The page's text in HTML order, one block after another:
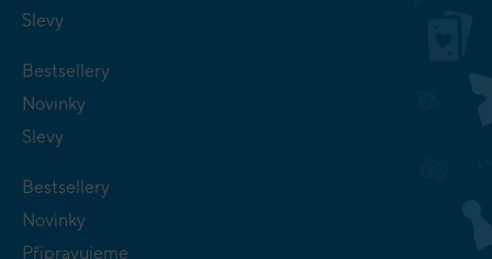
Slevy
Bestsellery
Novinky
Slevy
Bestsellery
Novinky
Připravujeme